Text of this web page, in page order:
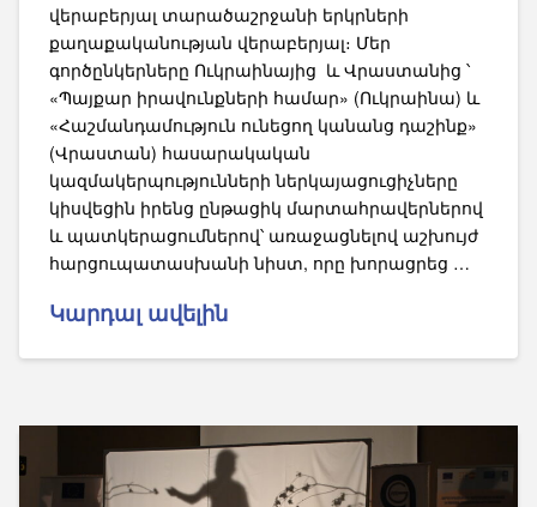
վերաբերյալ տարածաշրջանի երկրների
քաղաքականության վերաբերյալ։ Մեր
գործընկերները Ուկրաինայից և Վրաստանից ՝
«Պայքար իրավունքների համար» (Ուկրաինա) և
«Հաշմանդամություն ունեցող կանանց դաշինք»
(Վրաստան) հասարակական
կազմակերպությունների ներկայացուցիչները
կիսվեցին իրենց ընթացիկ մարտահրավերներով
և պատկերացումներով՝ առաջացնելով աշխույժ
հարցուպատասխանի նիստ, որը խորացրեց …
Կարդալ ավելին